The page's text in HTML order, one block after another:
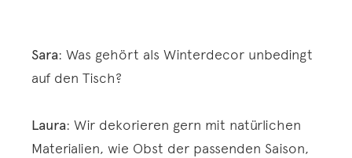
Sara: Was gehört als Winterdecor unbedingt
auf den Tisch?
Laura: Wir dekorieren gern mit natürlichen
Materialien, wie Obst der passenden Saison,